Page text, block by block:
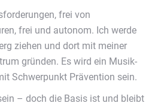
frei von
frei und autonom. Ich werde
ziehen und dort mit meiner
gründen. Es wird ein Musik-
Schwerpunkt Prävention sein.
– doch die Basis ist und bleibt